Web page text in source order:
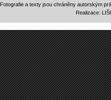
Fotografie a texty jsou chráněny autorským
Realizace: